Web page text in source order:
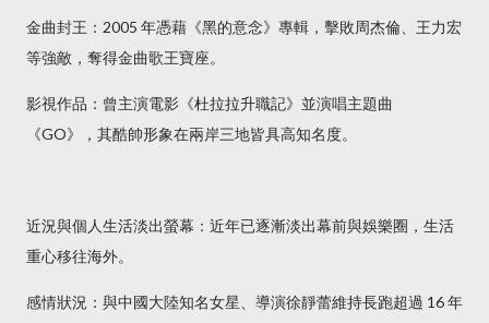
金曲封王：2005 年憑藉《黑的意念》專輯，擊敗周杰倫、王力宏
等強敵，奪得金曲歌王寶座。
影視作品：曾主演電影《杜拉拉升職記》並演唱主題曲
《GO》，其酷帥形象在兩岸三地皆具高知名度。
近況與個人生活淡出螢幕：近年已逐漸淡出幕前與娛樂圈，生活
重心移往海外。
感情狀況：與中國大陸知名女星、導演徐靜蕾維持長跑超過 16 年